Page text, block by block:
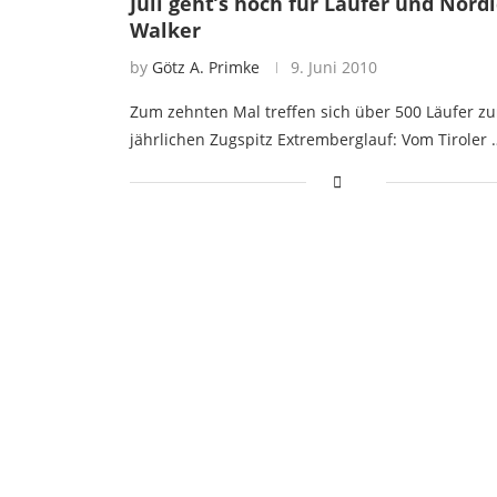
Walker
by Götz A. Primke 9. Juni 2010
Zum zehnten Mal treffen sich über 500 Läufer
jährlichen Zugspitz Extremberglauf: Vom Tiroler